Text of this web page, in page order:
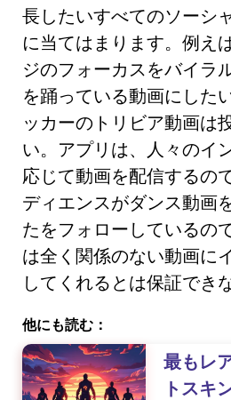
長したいすべてのソーシ
に当てはまります。例え
ジのフォーカスをバイラ
を踊っている動画にした
ッカーのトリビア動画は
い。アプリは、人々のイ
応じて動画を配信するの
ディエンスがダンス動画
たをフォローしているの
は全く関係のない動画に
してくれるとは保証でき
他にも読む：
最もレ
トスキ